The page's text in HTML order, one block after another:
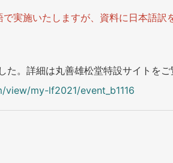
実施いたしますが、資料に日本語訳
た。詳細は丸善雄松堂特設サイトをご
my-lf2021/event_b1116